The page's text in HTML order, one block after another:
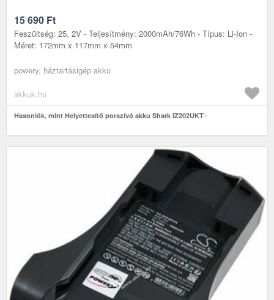
15 690 Ft
Feszültség: 25, 2V - Teljesítmény: 2000mAh/76Wh - Típus: Li-Ion -
Méret: 172mm x 117mm x 54mm
powery, háztartásigép akku
akkuk.hu
Hasonlók, mint Helyettesítő porszívó akku Shark IZ202UKT